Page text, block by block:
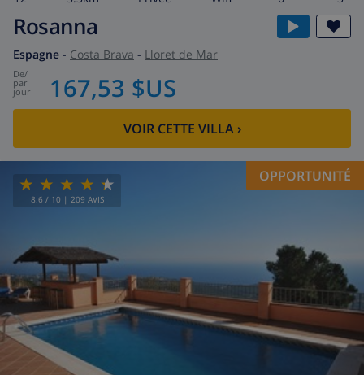
Rosanna
Espagne - Costa Brava - Lloret de Mar
de/
par
jour 167,53 $US
VOIR CETTE VILLA›
8.6 / 10 | 209 AVIS
OPPORTUNITÉ